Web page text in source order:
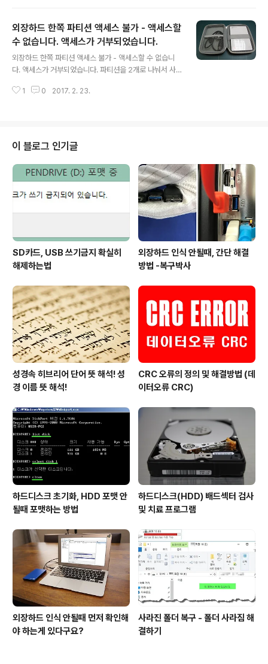
컴퓨터 부팅이 되지 않은 상태여서 컴퓨터 수리를 불렀고
하드 인식불가를 확인하여 데이타복구를 하기 위해 접수되
었습니다. 접수된 하드는 인식이 전혀 되지 않는 상태가 아
니라 한참만에 인식이 됩니다만 컴퓨터가 마비되고 아무것
도 할수 없는 상태로 바뀝니다. 점검결과 하드디스크에 심
각한 배드가 발생된 것으로 확인되었습니다. 디스크의 초
외장하드 한쪽 파티션 액세스 불가 - 액세스할
수 없습니다. 액세스가 거부되었습니다.
외장하드 한쪽 파티션 액세스 불가 - 액세스할 수 없습니
다. 액세스가 거부되었습니다. 파티션을 2개로 나눠서 사
는데 다른 한쪽 파티션이 열리지 않습니다. 액세스 불가하
이트 백업플러스 포터블 드라이브 2TB 손상증상: 한쪽 파
티션 열리지 않음 중요데이터: 업무용 문서파일 손상증상
및 점검내역 경북 포항에서 택배로 접수된 씨게이트 2TB
백업플러스 외장하드는 아래와 같은 증상이 나타나고 있습
니다. 2개의 파티션 중 1개의 파티션이 열리지 않고 있습니
다. 드라이브를 클릭하면 액세스할 수 없..
1 0 2017. 2. 23.
이 블로그 인기글
SD카드, USB 쓰기금지 확실히
해제하는법
외장하드 인식 안될때, 간단 해결
방법 -복구박사
성경속 히브리어 단어 뜻 해석! 성
경 이름 뜻 해석!
CRC 오류의 정의 및 해결방법 (데
이터오류 CRC)
하드디스크 초기화, HDD 포맷 안
될때 포맷하는 방법
하드디스크(HDD) 배드섹터 검사
및 치료 프로그램
외장하드 인식 안될때 먼저 확인해
야 하는게 있다구요?
사라진 폴더 복구 - 폴더 사라짐 해
결하기